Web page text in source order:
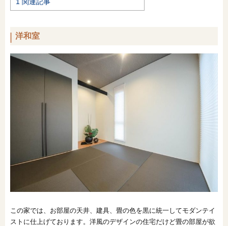
洋和室
この家では、お部屋の天井、建具、畳の色を黒に統一してモダンテイ
ストに仕上げております。洋風のデザインの住宅だけど畳の部屋が欲